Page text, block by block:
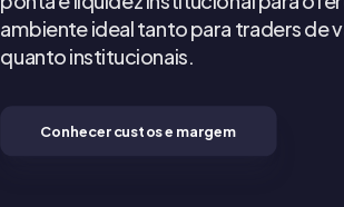
ambiente ideal tanto para traders de
quanto institucionais.
Conhecer custos e margem